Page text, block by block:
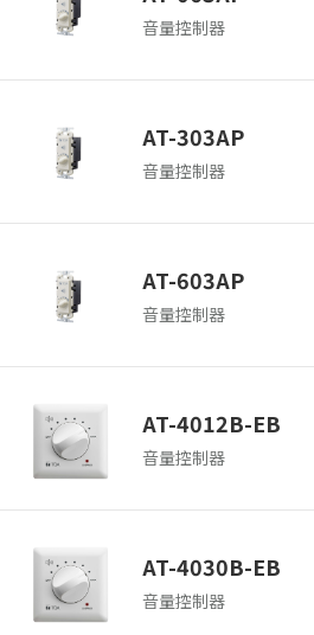
音量控制器
AT-303AP
音量控制器
AT-603AP
音量控制器
AT-4012B-EB
音量控制器
AT-4030B-EB
音量控制器